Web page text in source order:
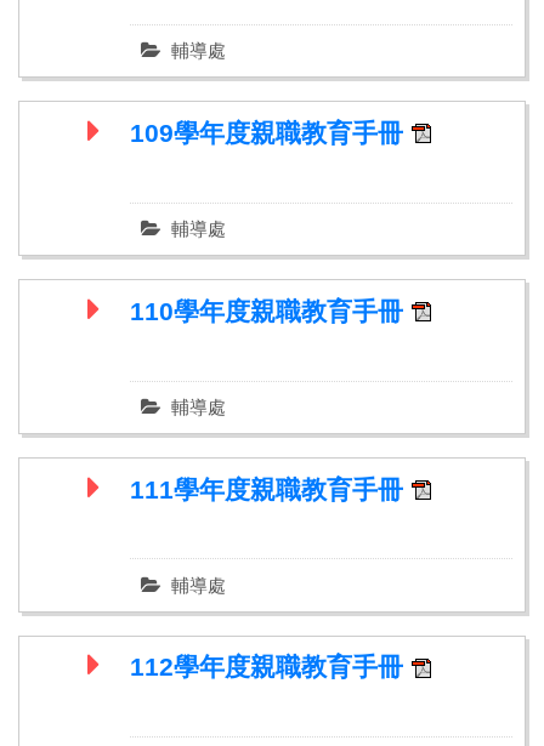
輔導處
109學年度親職教育手冊
輔導處
110學年度親職教育手冊
輔導處
111學年度親職教育手冊
輔導處
112學年度親職教育手冊